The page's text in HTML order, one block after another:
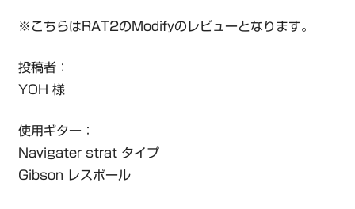
※こちらはRAT2のModifyのレビューとなります。
投稿者：
YOH 様
使用ギター：
Navigater strat タイプ
Gibson レスポール